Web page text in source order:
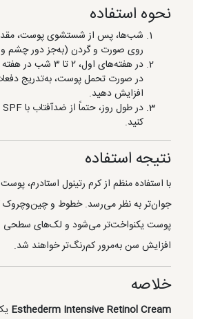
نحوه استفاده
شب‌ها، پس از شستشوی پوست،
روی صورت و گردن (به‌جز دور چشم و
در هفته‌های اول، ۲ تا
در صورت تحمل پوست، به‌تدریج
افزایش دهید.
کنید.
نتیجه استفاده
با استفاده منظم از کرم رتینول استادرم،
جوان‌تر به نظر می‌رسد. خطوط و چین‌وچروک
پوست یکنواخت‌تر می‌شود و لک‌های سطحی و
افزایش سن به‌مرور کم‌رنگ‌تر خواهند شد.
خلاصه
Esthederm Intensive Retinol Cream